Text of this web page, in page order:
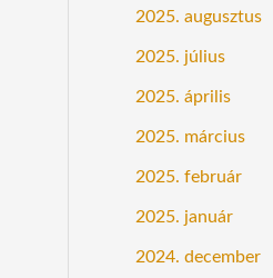
2025. augusztus
2025. július
2025. április
2025. március
2025. február
2025. január
2024. december